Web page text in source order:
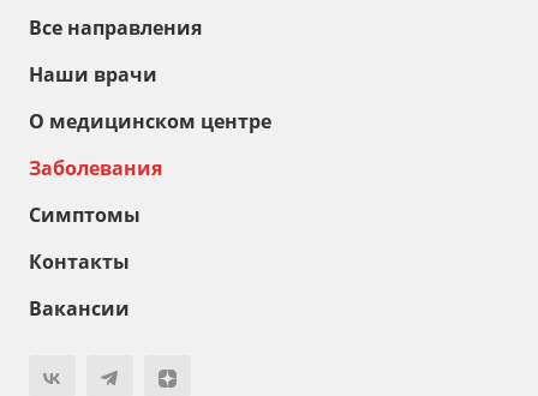
Все направления
Наши врачи
О медицинском центре
Заболевания
Симптомы
Контакты
Вакансии